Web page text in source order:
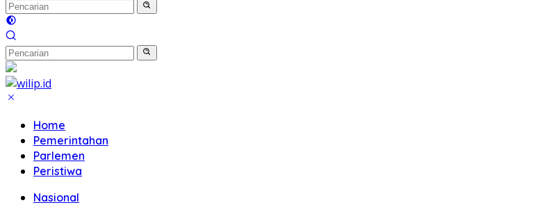
Home
Pemerintahan
Parlemen
Peristiwa
Nasional